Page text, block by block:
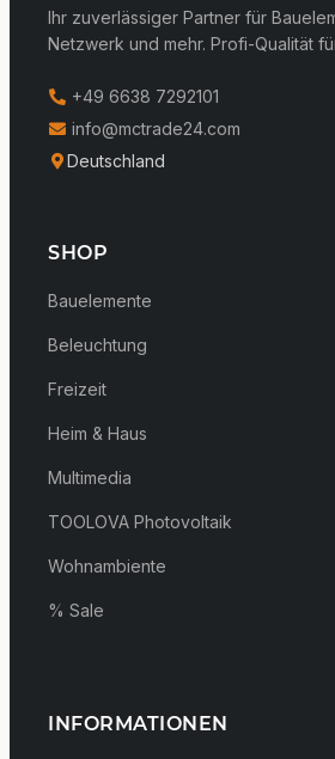
Ihr zuverlässiger Partner für
Netzwerk und mehr. Profi-Qualität
+49 6638 7292101
info@mctrade24.com
Deutschland
SHOP
Bauelemente
Beleuchtung
Freizeit
Heim & Haus
Multimedia
TOOLOVA Photovoltaik
Wohnambiente
% Sale
INFORMATIONEN